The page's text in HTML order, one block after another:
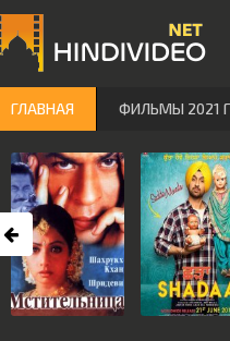
ГЛАВНАЯ ФИЛЬМЫ 2021